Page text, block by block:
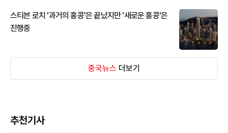
스티븐 로치 '과거의 홍콩'은 끝났지만 '새로운 홍콩'은
진행중
중국뉴스 더보기
추천기사